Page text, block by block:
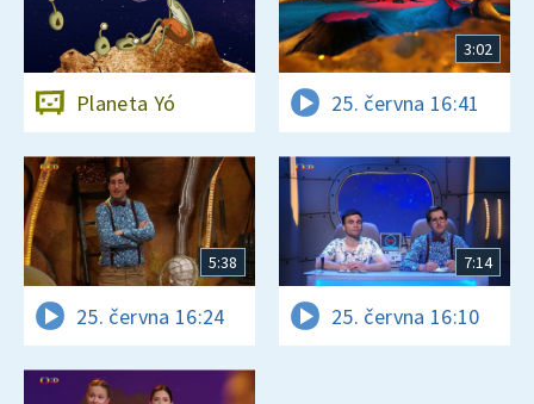
Planeta Yó
3:02
25. června 16:41
5:38
25. června 16:24
7:14
25. června 16:10